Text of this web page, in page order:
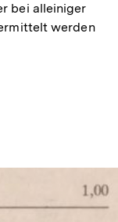
bei alleiniger
werden